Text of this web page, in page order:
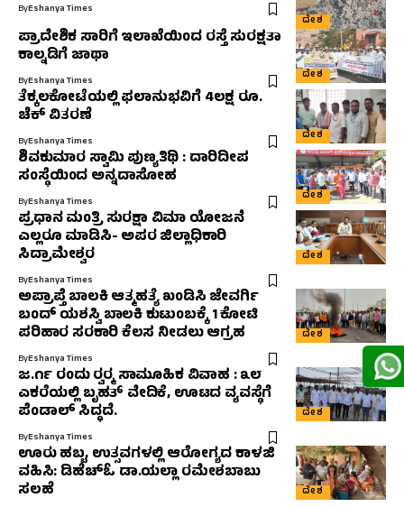
ದೇಶ
ByEshanya Times
ದೇಶ
ಪ್ರಾದೇಶಿಕ ಸಾರಿಗೆ ಇಲಾಖೆಯಿಂದ ರಸ್ತೆ ಸುರಕ್ಷತಾ
ಕಾಲ್ನಡಿಗೆ ಜಾಥಾ
ByEshanya Times
ದೇಶ
ತೆಕ್ಕಲಕೋಟೆಯಲ್ಲಿ ಫಲಾನುಭವಿಗೆ 4ಲಕ್ಷ ರೂ.
ಚೆಕ್ ವಿತರಣೆ
ByEshanya Times
ದೇಶ
ಶಿವಕುಮಾರ ಸ್ವಾಮಿ ಪುಣ್ಯತಿಥಿ : ದಾರಿದೀಪ
ಸಂಸ್ಥೆಯಿಂದ ಅನ್ನದಾಸೋಹ
ByEshanya Times
ದೇಶ
ಪ್ರಧಾನ ಮಂತ್ರಿ ಸುರಕ್ಷಾ ವಿಮಾ ಯೋಜನೆ
ಎಲ್ಲರೂ ಮಾಡಿಸಿ- ಅಪರ ಜಿಲ್ಲಾಧಿಕಾರಿ
ಸಿದ್ರಾಮೇಶ್ವರ
ByEshanya Times
ದೇಶ
ಅಪ್ರಾಪ್ತೆ ಬಾಲಕಿ ಆತ್ಮಹತ್ಯೆ ಖಂಡಿಸಿ ಜೇವರ್ಗಿ
ಬಂದ್ ಯಶಸ್ವಿ ಬಾಲಕಿ ಕುಟುಂಬಕ್ಕೆ 1 ಕೋಟಿ
ಪರಿಹಾರ ಸರಕಾರಿ ಕೆಲಸ ನೀಡಲು ಆಗ್ರಹ
ByEshanya Times
ದೇಶ
ಜ.೧೯ ರಂದು ರ‍್ವರ‍್ಮ ಸಾಮೂಹಿಕ ವಿವಾಹ : ೩೮
ಎಕರೆಯಲ್ಲಿ ಬೃಹತ್ ವೇದಿಕೆ, ಊಟದ ವ್ಯವಸ್ಥೆಗೆ
ಪೆಂಡಾಲ್ ಸಿದ್ಧದೆ.
ByEshanya Times
ದೇಶ
ಊರು ಹಬ್ಬ, ಉತ್ಸವಗಳಲ್ಲಿ ಆರೋಗ್ಯದ ಕಾಳಜಿ
ವಹಿಸಿ: ಡಿಹೆಚ್‌ಓ ಡಾ.ಯಲ್ಲಾ ರಮೇಶಬಾಬು
ಸಲಹೆ